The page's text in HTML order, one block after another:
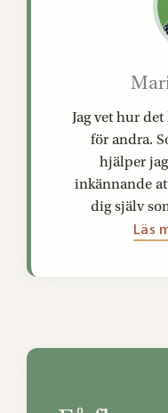
Jag vet hur
för andra.
hjälper
inkännande
dig själv
Läs